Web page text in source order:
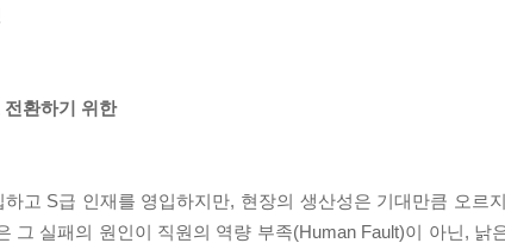
환하기 위한
고 S급 인재를 영입하지만, 현장의 생산성은 기대만큼 오르
그 실패의 원인이 직원의 역량 부족(Human Fault)이 아닌, 낡